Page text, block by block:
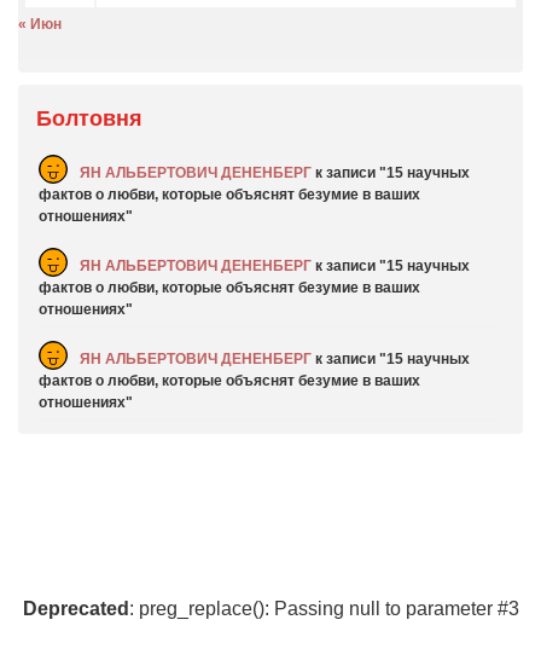
« Июн
Болтовня
ЯН АЛЬБЕРТОВИЧ ДЕНЕНБЕРГ к записи
15 научных
фактов о любви, которые объяснят безумие в ваших
отношениях
ЯН АЛЬБЕРТОВИЧ ДЕНЕНБЕРГ к записи
15 научных
фактов о любви, которые объяснят безумие в ваших
отношениях
ЯН АЛЬБЕРТОВИЧ ДЕНЕНБЕРГ к записи
15 научных
фактов о любви, которые объяснят безумие в ваших
отношениях
Deprecated : preg_replace(): Passing null to parameter #3